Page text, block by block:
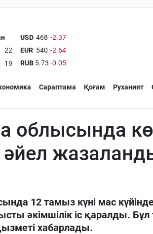
22
19
USD 468 -2.37
EUR 540 -2.64
RUB 5.73 -0.05
Сараптама Қоғам Руханият
облысында
12 тамыз күні мас
әкімшілік іс қаралды.
хабарлады.